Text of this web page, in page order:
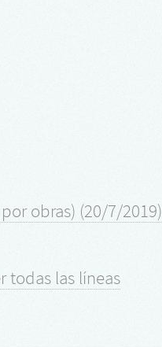
obras) (20/7/2019)
todas las líneas